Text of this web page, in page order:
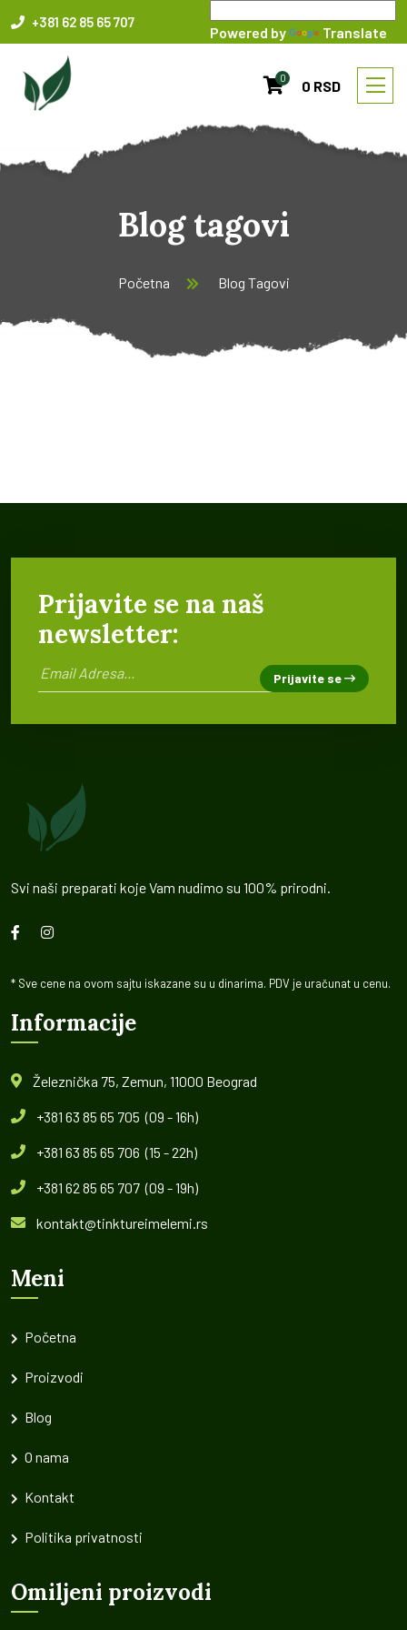
+381 62 85 65 707
Powered by Translate
0 0 RSD
Blog tagovi
Početna Blog Tagovi
Prijavite se na naš
newsletter:
Prijavite se
Svi naši preparati koje Vam nudimo su 100% prirodni.
* Sve cene na ovom sajtu iskazane su u dinarima. PDV je uračunat u cenu.
Informacije
Železnička 75, Zemun, 11000 Beograd
+381 63 85 65 705 (09 - 16h)
+381 63 85 65 706 (15 - 22h)
+381 62 85 65 707 (09 - 19h)
kontakt@tinktureimelemi.rs
Meni
Početna
Proizvodi
Blog
O nama
Kontakt
Politika privatnosti
Omiljeni proizvodi